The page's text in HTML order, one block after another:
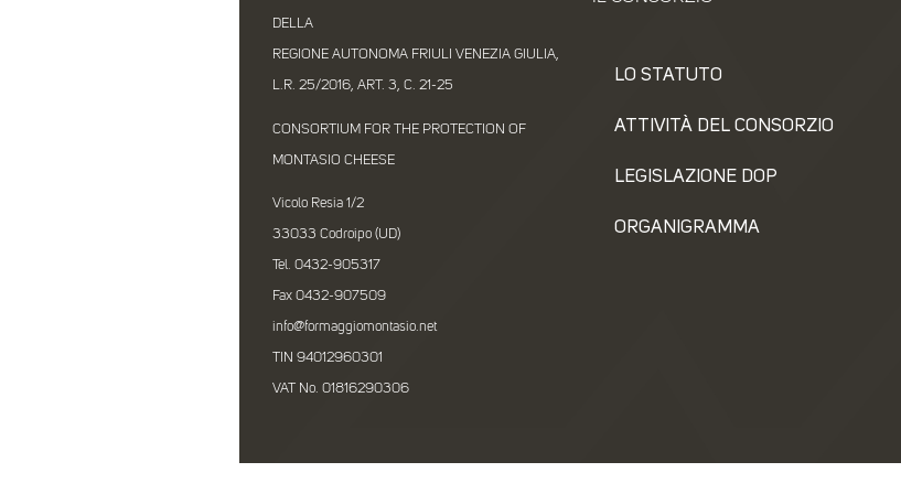
DELLA
REGIONE AUTONOMA FRIULI VENEZIA GIULIA,
L.R. 25/2016, ART. 3, C. 21-25
CONSORTIUM FOR THE PROTECTION OF
MONTASIO CHEESE
Vicolo Resia 1/2
33033 Codroipo (UD)
Tel. 0432-905317
Fax 0432-907509
info@formaggiomontasio.net
TIN 94012960301
VAT No. 01816290306
LO STATUTO
ATTIVITÀ DEL CONSORZIO
LEGISLAZIONE DOP
ORGANIGRAMMA